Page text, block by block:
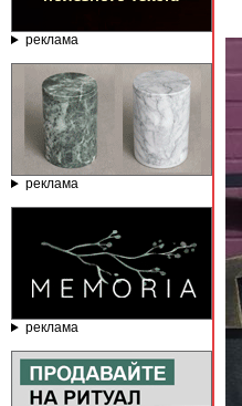
реклама
реклама
реклама